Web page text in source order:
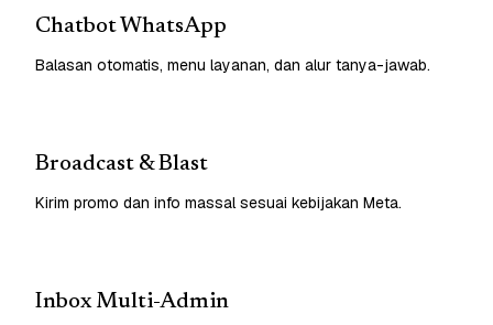
Chatbot WhatsApp
Balasan otomatis, menu layanan, dan alur tanya-jawab.
Broadcast & Blast
Kirim promo dan info massal sesuai kebijakan Meta.
Inbox Multi-Admin